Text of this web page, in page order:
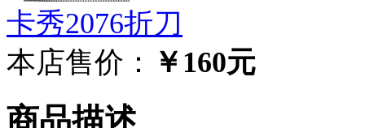
卡秀2076折刀
本店售价： ￥160元
商品描述